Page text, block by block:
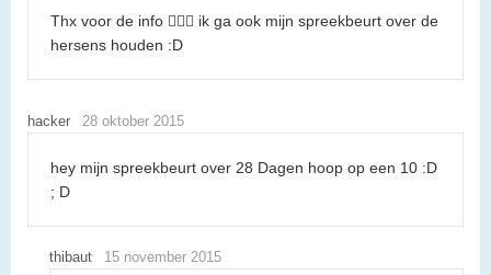
Thx voor de info 👍🏻😃 ik ga ook mijn spreekbeurt over de
hersens houden :D
hacker 28 oktober 2015
hey mijn spreekbeurt over 28 Dagen hoop op een 10 :D
; D
thibaut 15 november 2015